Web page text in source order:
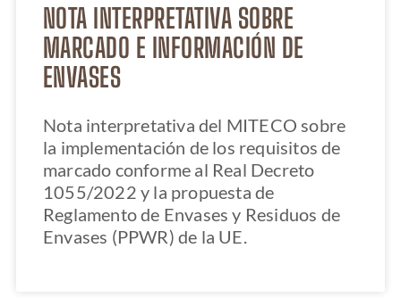
NOTA INTERPRETATIVA SOBRE
MARCADO E INFORMACIÓN DE
ENVASES
Nota interpretativa del MITECO sobre
la implementación de los requisitos de
marcado conforme al Real Decreto
1055/2022 y la propuesta de
Reglamento de Envases y Residuos de
Envases (PPWR) de la UE.